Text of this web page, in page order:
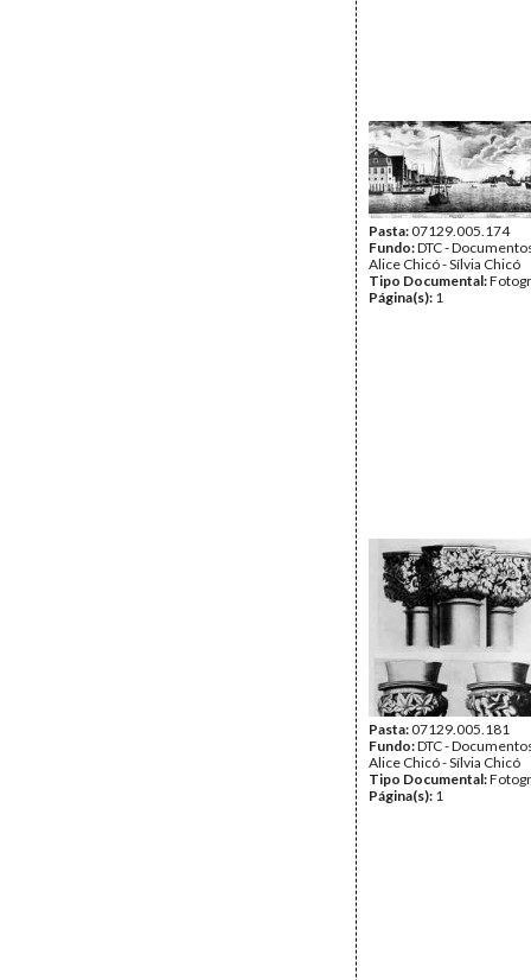
Pasta:07129.005.174
Fundo:DTC -
Alice Chicó - Sílvia Chicó
Tipo Documental:
Página(s): 1
Pasta:07129.005.181
Fundo:DTC -
Alice Chicó - Sílvia Chicó
Tipo Documental:
Página(s): 1